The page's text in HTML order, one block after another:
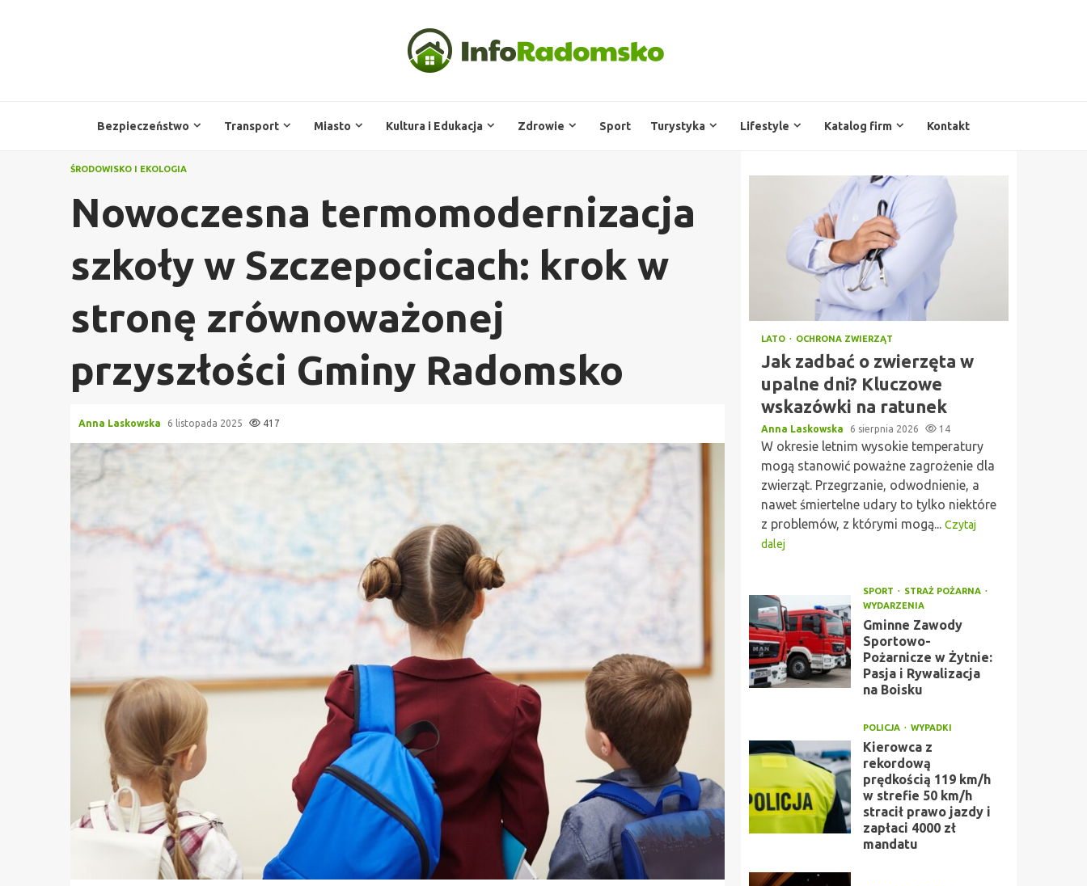
Bezpieczeństwo Transport Miasto Kultura i Edukacja Zdrowie Sport Turystyka Lifestyle Katalog firm Kontakt
ŚRODOWISKO I EKOLOGIA
Nowoczesna termomodernizacja
szkoły w Szczepocicach: krok w
stronę zrównoważonej
przyszłości Gminy Radomsko
Anna Laskowska 6 listopada 2025 417
LATO OCHRONA ZWIERZĄT
Jak zadbać o zwierzęta w
upalne dni? Kluczowe
wskazówki na ratunek
Anna Laskowska 6 sierpnia 2026 14
W okresie letnim wysokie temperatury
mogą stanowić poważne zagrożenie dla
zwierząt. Przegrzanie, odwodnienie, a
nawet śmiertelne udary to tylko niektóre
z problemów, z którymi mogą... Czytaj
dalej
SPORT
STRAŻ POŻARNA
WYDARZENIA
Gminne Zawody
Sportowo-
Pożarnicze w Żytnie:
Pasja i Rywalizacja
na Boisku
POLICJA WYPADKI
Kierowca z
rekordową
prędkością 119 km/h
w strefie 50 km/h
stracił prawo jazdy i
zapłaci 4000 zł
mandatu